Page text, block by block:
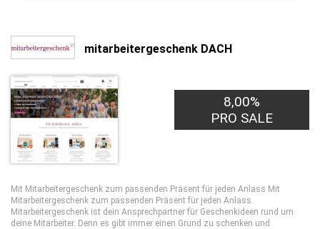
mitarbeitergeschenk DACH
8,00%
PRO SALE
Mit Mitarbeitergeschenk zum passenden Präsent für jeden Anlass Mit
Mitarbeitergeschenk zum passenden Präsent für jeden Anlass.
Mitarbeitergeschenk ist dein Ansprechpartner für Geschenkideen rund um
deine Mitarbeiter. Denn es gibt immer einen Grund zu schenken und